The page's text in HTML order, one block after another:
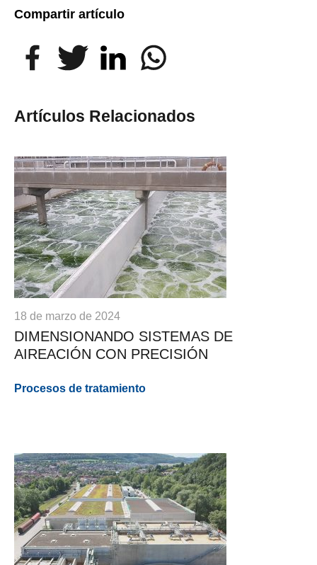
Compartir artículo
Artículos Relacionados
18 de marzo de 2024
DIMENSIONANDO SISTEMAS DE
AIREACIÓN CON PRECISIÓN
Procesos de tratamiento